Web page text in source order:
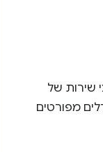
שירות של
מפורטים